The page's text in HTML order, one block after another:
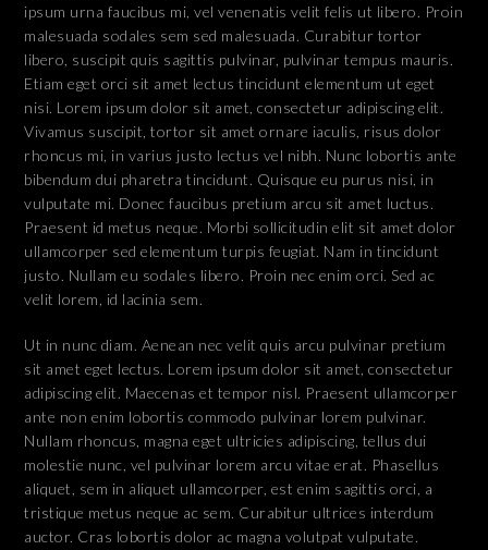
ipsum urna faucibus mi, vel venenatis velit felis ut libero. Proin
malesuada sodales sem sed malesuada. Curabitur tortor
libero, suscipit quis sagittis pulvinar, pulvinar tempus mauris.
Etiam eget orci sit amet lectus tincidunt elementum ut eget
nisi. Lorem ipsum dolor sit amet, consectetur adipiscing elit.
Vivamus suscipit, tortor sit amet ornare iaculis, risus dolor
rhoncus mi, in varius justo lectus vel nibh. Nunc lobortis ante
bibendum dui pharetra tincidunt. Quisque eu purus nisi, in
vulputate mi. Donec faucibus pretium arcu sit amet luctus.
Praesent id metus neque. Morbi sollicitudin elit sit amet dolor
ullamcorper sed elementum turpis feugiat. Nam in tincidunt
justo. Nullam eu sodales libero. Proin nec enim orci. Sed ac
velit lorem, id lacinia sem.
Ut in nunc diam. Aenean nec velit quis arcu pulvinar pretium
sit amet eget lectus. Lorem ipsum dolor sit amet, consectetur
adipiscing elit. Maecenas et tempor nisl. Praesent ullamcorper
ante non enim lobortis commodo pulvinar lorem pulvinar.
Nullam rhoncus, magna eget ultricies adipiscing, tellus dui
molestie nunc, vel pulvinar lorem arcu vitae erat. Phasellus
aliquet, sem in aliquet ullamcorper, est enim sagittis orci, a
tristique metus neque ac sem. Curabitur ultrices interdum
auctor. Cras lobortis dolor ac magna volutpat vulputate.